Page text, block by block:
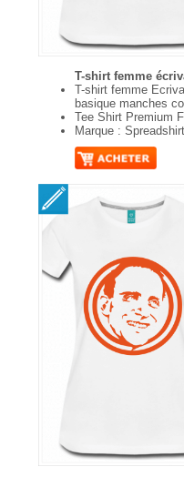
T-shirt femme
T-shirt femme
basique manches
Tee Shirt Premium
Marque : Spreadshirt